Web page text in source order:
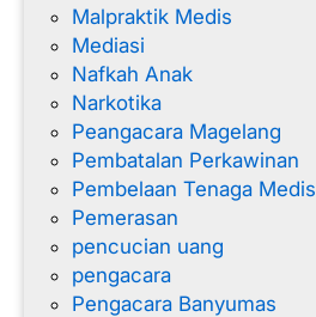
Malpraktik Medis
Mediasi
Nafkah Anak
Narkotika
Peangacara Magelang
Pembatalan Perkawinan
Pembelaan Tenaga Medis
Pemerasan
pencucian uang
pengacara
Pengacara Banyumas